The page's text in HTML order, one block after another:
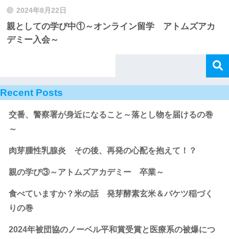
2024年8月22日
親としての学び中①～オンライン留学 アトムズアカ
デミー入会～
Recent Posts
交番、警察署が身近になること～落とし物を届けるの巻
～
肉芽腫性乳腺炎 その後、再発の心配を抱えて！？
親の学び③～アトムズアカデミー 卒業～
食べていますか？米の話 発芽酵素玄米＆バケツ稲づく
りの巻
2024年被団協のノーベル平和賞受賞と医療系の被爆につ